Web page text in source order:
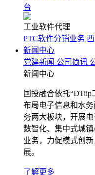
台
工业软件代理
PTC软件分销业务
新闻中心
党建新闻 公司简讯
新闻中心
国投融合依托“DTiip
布局电子信息和水
务两大板块，开展
数智化、集中式城
业务，力促模式创
展。
了解更多